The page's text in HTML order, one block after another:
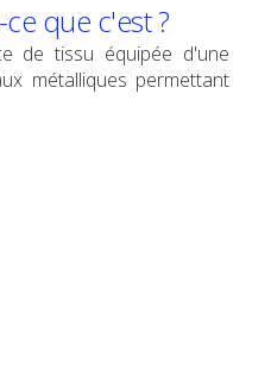
que c'est ?
de tissu équipée d'une
métalliques permettant